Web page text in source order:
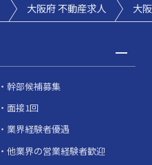
大阪府 不動産求人 大
幹部候補募集
面接1回
業界経験者優遇
他業界の営業経験者歓迎